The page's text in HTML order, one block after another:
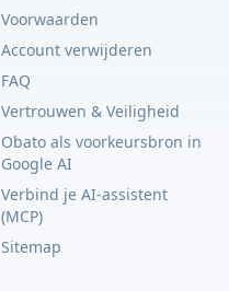
Voorwaarden
Account verwijderen
FAQ
Vertrouwen & Veiligheid
Obato als voorkeursbron in
Google AI
Verbind je AI-assistent
(MCP)
Sitemap